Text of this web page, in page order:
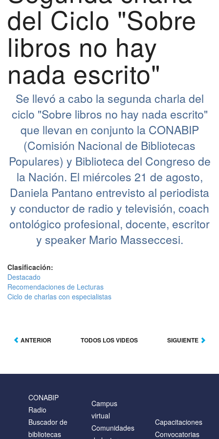
del Ciclo "Sobre
libros no hay
nada escrito"
Se llevó a cabo la segunda charla del
ciclo "Sobre libros no hay nada escrito"
que llevan en conjunto la CONABIP
(Comisión Nacional de Bibliotecas
Populares) y Biblioteca del Congreso de
la Nación. El miércoles 21 de agosto,
Daniela Pantano entrevisto al periodista
y conductor de radio y televisión, coach
ontológico profesional, docente, escritor
y speaker Mario Masseccesi.
Clasificación:
Destacado
Recomendaciones de Lecturas
Ciclo de charlas con especialistas
ANTERIOR TODOS LOS VIDEOS SIGUIENTE
CONABIP
Radio
Buscador de
bibliotecas
Campus
virtual
Comunidades
Capacitaciones
Convocatorias